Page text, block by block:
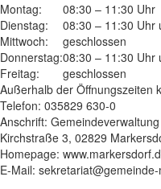
Montag:
08:30 – 11:30 Uhr
Dienstag:
08:30 – 11:30 Uhr
Mittwoch:
geschlossen
Donnerstag:08:30 – 11:30 Uhr
Freitag:
geschlossen
Außerhalb der Öffnungszeiten
Telefon: 035829 630-0
Anschrift:
Kirchstraße 3, 02829
Homepage:
E-Mail: